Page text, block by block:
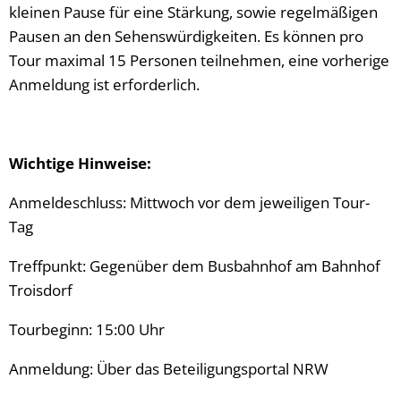
kleinen Pause für eine Stärkung, sowie regelmäßigen
Pausen an den Sehenswürdigkeiten. Es können pro
Tour maximal 15 Personen teilnehmen, eine vorherige
Anmeldung ist erforderlich.
Wichtige Hinweise:
Anmeldeschluss: Mittwoch vor dem jeweiligen Tour-
Tag
Treffpunkt: Gegenüber dem Busbahnhof am Bahnhof
Troisdorf
Tourbeginn: 15:00 Uhr
Anmeldung: Über das Beteiligungsportal NRW